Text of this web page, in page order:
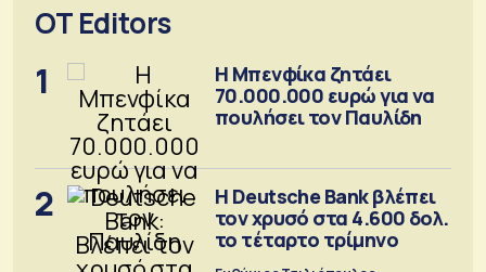
OT Editors
1
Η Μπενφίκα ζητάει
70.000.000 ευρώ για να
πουλήσει τον Παυλίδη
2
Η Deutsche Bank βλέπει
τον χρυσό στα 4.600 δολ.
το τέταρτο τρίμηνο